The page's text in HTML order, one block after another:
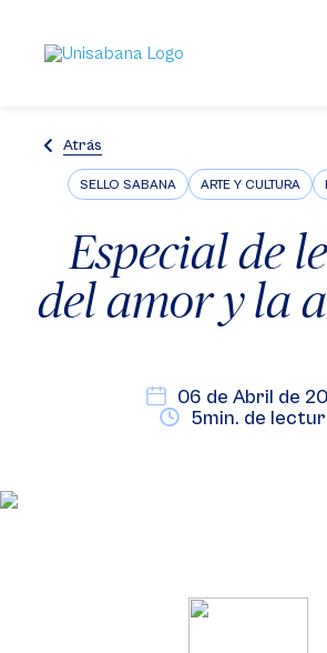
contenido
principal
Atrás
SELLO SABANA ARTE Y CULTURA
Especial de
del amor y la
06 de Abril de
5min. de